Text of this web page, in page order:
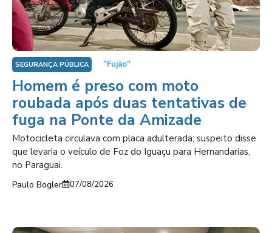
SEGURANÇA PÚBLICA "Fujão"
Homem é preso com moto
roubada após duas tentativas de
fuga na Ponte da Amizade
Motocicleta circulava com placa adulterada; suspeito disse
que levaria o veículo de Foz do Iguaçu para Hernandarias,
no Paraguai.
Paulo Bogler 07/08/2026